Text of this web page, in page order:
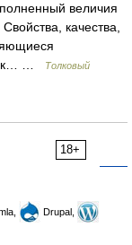
величия
качества,
…
Толковый
18+
Drupal,